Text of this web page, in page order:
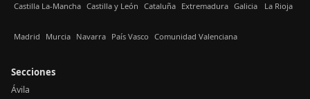
Castilla La-Mancha Castilla y León Cataluña Extremadura Galicia La Rioja
Madrid Murcia Navarra País Vasco Comunidad Valenciana
Secciones
Ávila